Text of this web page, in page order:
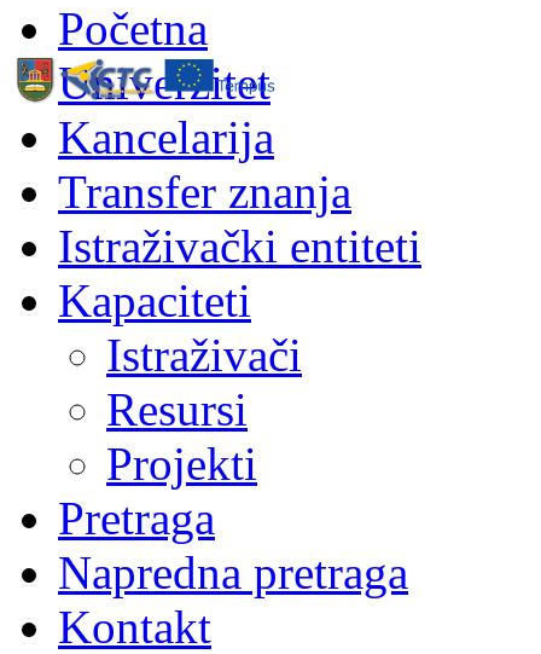
Početna
Univerzitet
Kancelarija
Transfer znanja
Istraživački entiteti
Kapaciteti
Istraživači
Resursi
Projekti
Pretraga
Napredna pretraga
Kontakt